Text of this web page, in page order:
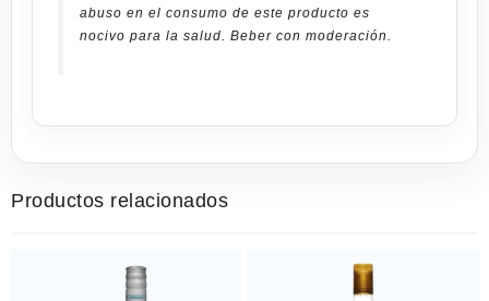
abuso en el consumo de este producto es
nocivo para la salud. Beber con moderación.
Productos relacionados